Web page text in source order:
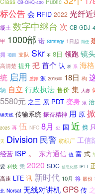
CB-OHQ-400
标公告会 RFID 2022 光纤
凝土 数字中继台 次 CB-GDJ-
甲 1000部 诺 Strategy 1日起 而使
拥 项目 支队 Skr 不 8日 领跑 镜头
高清楚 提升 把首个 认 桥 系 海格
统 启用 质押 源 2016年 18日 构
辆 自立 行政执法 售价 集 大赛
5580元 之三 累 PDT 变身 须
钢天线 传输系统 振奋精神 用 原 掀
2025 再 伍 NFC 8月 处 国 近 携 只
天 Division 民警 纺织厂 工信
经营 ISP 。 东方通信 值 富 式
要 科技 凭 2020 SDC 信息化部 iPTT
高速 LTE 讯 新时代 10月 将 股份
北 Norsat 无线对讲机GPS 传